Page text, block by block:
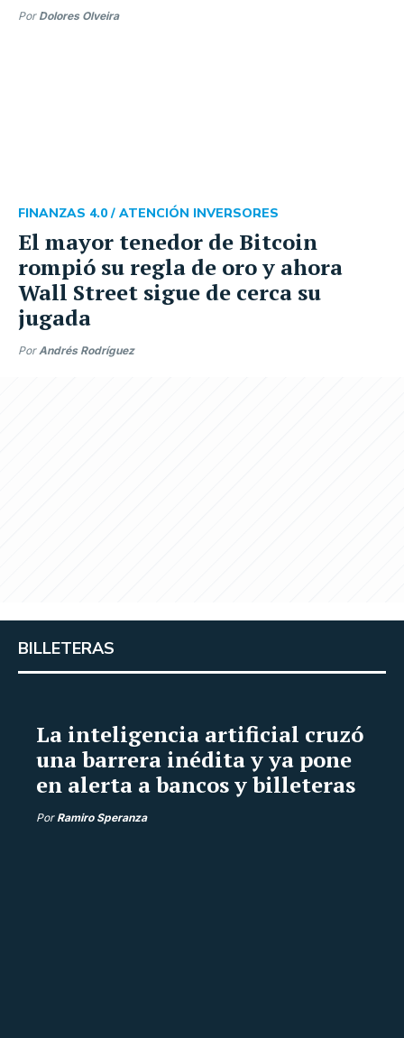
Por Dolores Olveira
El mayor tenedor de Bitcoin
rompió su regla de oro y ahora
Wall Street sigue de cerca su
jugada
FINANZAS 4.0 / ATENCIÓN INVERSORES
PorAndrés Rodríguez
BILLETERAS
La inteligencia artificial cruzó
una barrera inédita y ya pone
en alerta a bancos y billeteras
Por Ramiro Speranza